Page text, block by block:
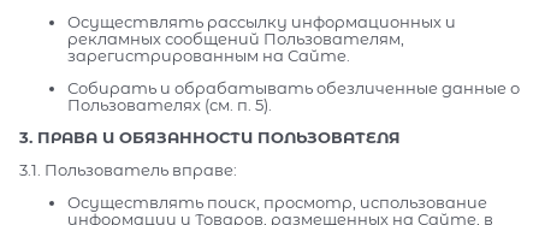
Осуществлять рассылку информационных и
рекламных сообщений Пользователям,
зарегистрированным на Сайте.
Собирать и обрабатывать обезличенные данные о
Пользователях (см. п. 5).
3. ПРАВА И ОБЯЗАННОСТИ ПОЛЬЗОВАТЕЛЯ
3.1. Пользователь вправе:
Осуществлять поиск, просмотр, использование
информации и Товаров, размещенных на Сайте, в